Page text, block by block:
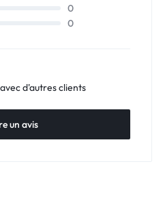
0
0
d'autres clients
un avis